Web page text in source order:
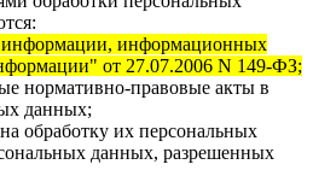
информационных
от 27.07.2006 N 149-ФЗ;
нормативно-правовые акты в
данных;
обработку их персональных
данных, разрешенных